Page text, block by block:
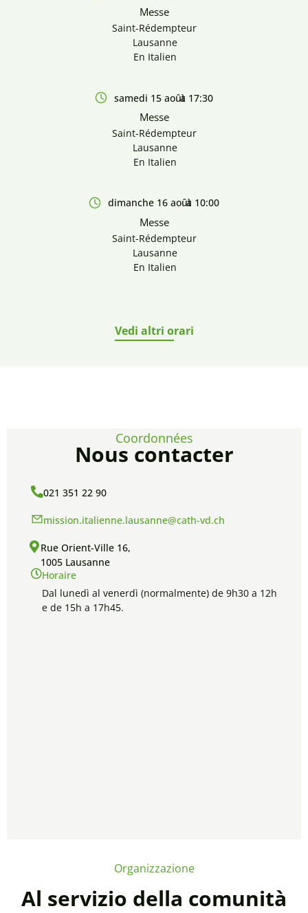
Messe
Saint-Rédempteur
Lausanne
En Italien
samedi 15 aoûtà 17:30
Messe
Saint-Rédempteur
Lausanne
En Italien
dimanche 16 aoûtà 10:00
Messe
Saint-Rédempteur
Lausanne
En Italien
Vedi altri orari
Coordonnées
Nous contacter
021 351 22 90
mission.italienne.lausanne@cath-vd.ch
Rue Orient-Ville 16,
1005 Lausanne
Horaire
Dal lunedì al venerdì (normalmente) de 9h30 a 12h
e de 15h a 17h45.
Organizzazione
Al servizio della comunità